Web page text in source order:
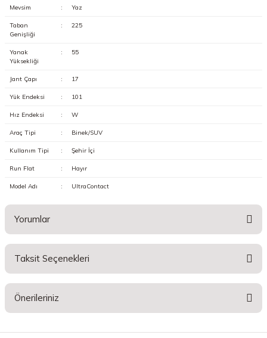
Mevsim : Yaz
Taban
Genişliği
: 225
Yanak
Yüksekliği
: 55
Jant Çapı : 17
Yük Endeksi : 101
Hız Endeksi : W
Araç Tipi : Binek/SUV
Kullanım Tipi : Şehir İçi
Run Flat : Hayır
Model Adı : UltraContact
Yorumlar
Taksit Seçenekleri
Önerileriniz